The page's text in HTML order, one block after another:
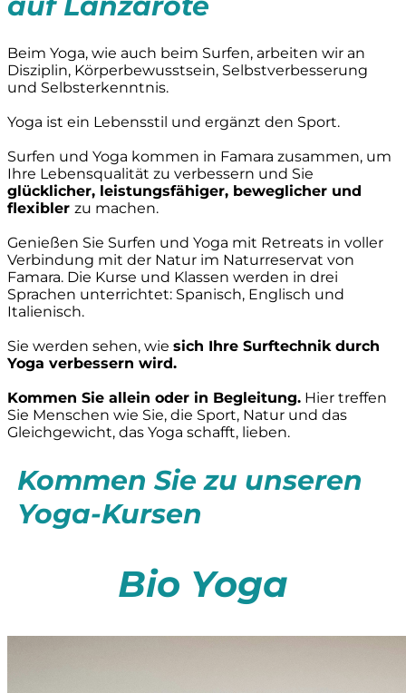
Beim Yoga, wie auch beim Surfen, arbeiten wir an
Disziplin, Körperbewusstsein, Selbstverbesserung
und Selbsterkenntnis.
Yoga ist ein Lebensstil und ergänzt den Sport.
Surfen und Yoga kommen in Famara zusammen, um
Ihre Lebensqualität zu verbessern und Sie
glücklicher, leistungsfähiger, beweglicher und
flexibler zu machen.
Genießen Sie Surfen und Yoga mit Retreats in voller
Verbindung mit der Natur im Naturreservat von
Famara. Die Kurse und Klassen werden in drei
Sprachen unterrichtet: Spanisch, Englisch und
Italienisch.
Sie werden sehen, wie sich Ihre Surftechnik durch
Yoga verbessern wird.
Kommen Sie allein oder in Begleitung. Hier treffen
Sie Menschen wie Sie, die Sport, Natur und das
Gleichgewicht, das Yoga schafft, lieben.
Kommen Sie zu unseren
Yoga-Kursen
Bio Yoga